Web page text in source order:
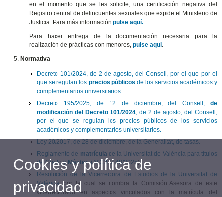
en el momento que se les solicite, una certificación negativa del
Registro central de delincuentes sexuales que expide el Ministerio de
Justicia. Para más informaciónpulse aquí.
Para hacer entrega de la documentación necesaria para la
realización de prácticas con menores,pulse aqui.
Normativa
Decreto 101/2024, de 2 de agosto, del Consell, por el que por el
que se regulan los precios públicos de los servicios académicos y
complementarios universitarios.
Decreto 195/2025, de 12 de diciembre, del Consell,de
modificación del Decreto 101/2024, de 2 de agosto, del Consell,
por el que se regulan los precios públicos de los servicios
académicos y complementarios universitarios.
Ley 20/2017, de 28 de diciembre, de la Generalitat, de tasas.
Reglamento de matrículade la Universitat de València para títulos
de Grado y Máster. (ACGUV 48/2025).
Resolución de la Vicerrectora de Estudios de la Universitat de
Valènciapor la cual se nombra la Comisión Asesora de este
vicerrectorado en aspectos vinculados con la matrícula del
Cookies y política de
privacidad